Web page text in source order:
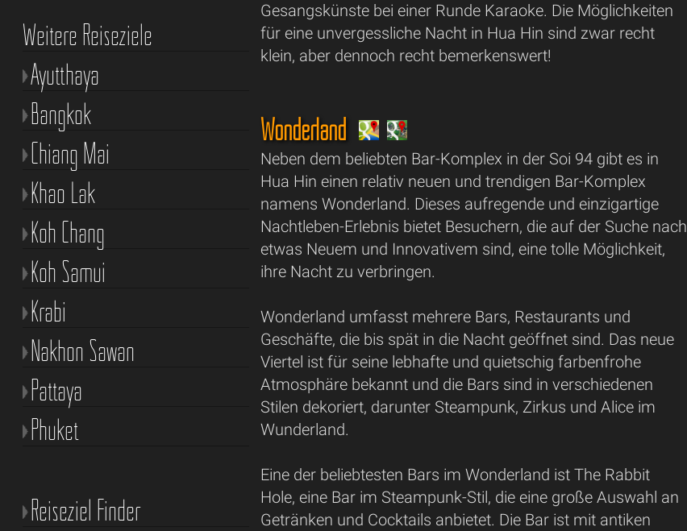
Gesangskünste bei einer Runde Karaoke. Die Möglichkeiten
für eine unvergessliche Nacht in Hua Hin sind zwar recht
klein, aber dennoch recht bemerkenswert!
Wonderland
Neben dem beliebten Bar-Komplex in der Soi 94 gibt es in
Hua Hin einen relativ neuen und trendigen Bar-Komplex
namens Wonderland. Dieses aufregende und einzigartige
Nachtleben-Erlebnis bietet Besuchern, die auf der Suche nach
etwas Neuem und Innovativem sind, eine tolle Möglichkeit,
ihre Nacht zu verbringen.
Wonderland umfasst mehrere Bars, Restaurants und
Geschäfte, die bis spät in die Nacht geöffnet sind. Das neue
Viertel ist für seine lebhafte und quietschig farbenfrohe
Atmosphäre bekannt und die Bars sind in verschiedenen
Stilen dekoriert, darunter Steampunk, Zirkus und Alice im
Wunderland.
Eine der beliebtesten Bars im Wonderland ist The Rabbit
Hole, eine Bar im Steampunk-Stil, die eine große Auswahl an
Getränken und Cocktails anbietet. Die Bar ist mit antiken
Weitere Reiseziele
Ayutthaya
Bangkok
Chiang Mai
Khao Lak
Koh Chang
Koh Samui
Krabi
Nakhon Sawan
Pattaya
Phuket
Reiseziel Finder